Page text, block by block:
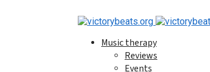
Music therapy
Reviews
Events